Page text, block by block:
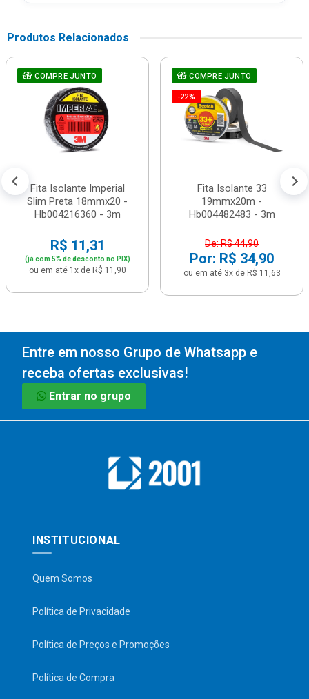
Produtos Relacionados
COMPRE JUNTO
Fita Isolante Imperial
Slim Preta 18mmx20 -
Hb004216360 - 3m
R$ 11,31
(já com 5% de desconto no PIX)
ou em até 1x de R$ 11,90
COMPRE JUNTO
-22%
Fita Isolante 33
19mmx20m -
Hb004482483 - 3m
De: R$ 44,90
Por: R$ 34,90
ou em até 3x de R$ 11,63
Entre em nosso Grupo de Whatsapp e
receba ofertas exclusivas!
Entrar no grupo
INSTITUCIONAL
Quem Somos
Política de Privacidade
Política de Preços e Promoções
Política de Compra